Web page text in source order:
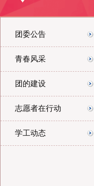
团委公告
青春风采
团的建设
志愿者在行动
学工动态